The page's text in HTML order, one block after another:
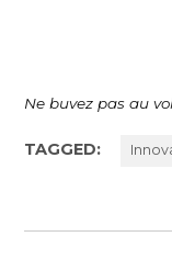
Ne buvez pas au
TAGGED: